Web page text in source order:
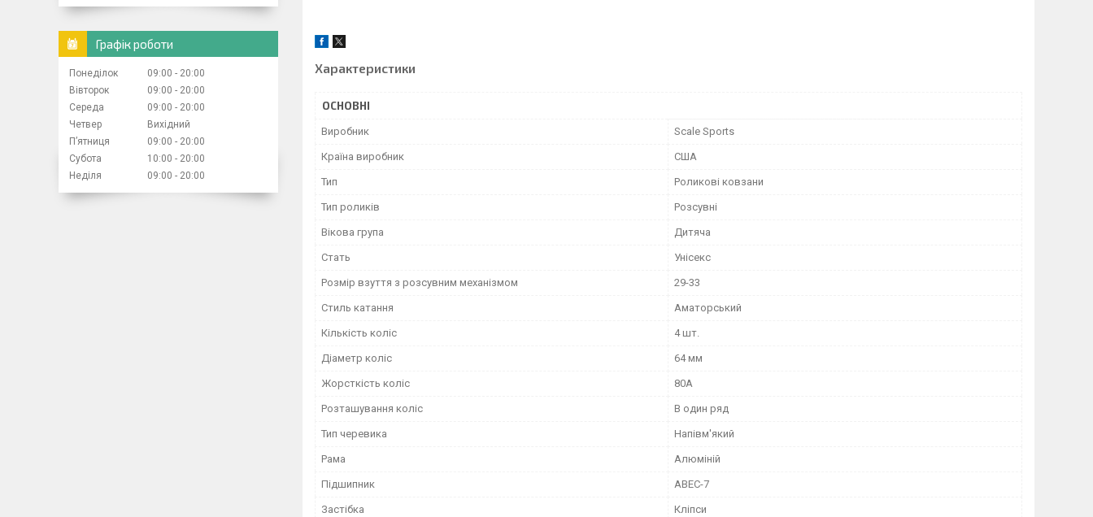
Характеристики
ОСНОВНІ
Виробник Scale Sports
Країна виробник США
Тип Роликові ковзани
Тип роликів Розсувні
Вікова група Дитяча
Стать Унісекс
Розмір взуття з розсувним механізмом 29-33
Стиль катання Аматорський
Кількість коліс 4 шт.
Діаметр коліс 64 мм
Жорсткість коліс 80А
Розташування коліс В один ряд
Тип черевика Напівм'який
Рама Алюміній
Підшипник ABEC-7
Застібка Кліпси
Графік роботи
Понеділок 09:00
20:00
Вівторок
09:00
20:00
Середа
09:00
20:00
Четвер
Вихідний
Пʼятниця
09:00
20:00
Субота
10:00
20:00
Неділя
09:00 20:00